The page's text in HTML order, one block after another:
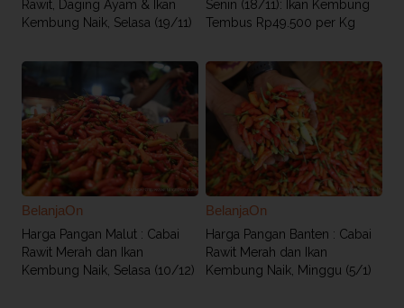
Rawit, Daging Ayam & Ikan
Kembung Naik, Selasa (19/11)
Senin (18/11): Ikan Kembung
Tembus Rp49.500 per Kg
BelanjaOn
Harga Pangan Malut : Cabai
Rawit Merah dan Ikan
Kembung Naik, Selasa (10/12)
BelanjaOn
Harga Pangan Banten : Cabai
Rawit Merah dan Ikan
Kembung Naik, Minggu (5/1)